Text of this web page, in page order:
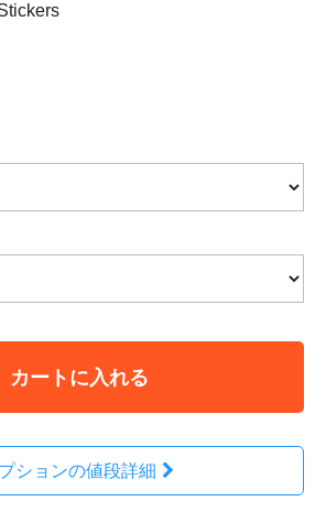
カートに入れる
ションの値段詳細